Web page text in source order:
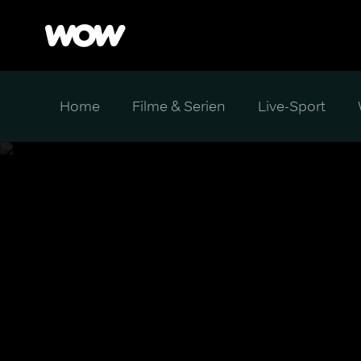
Home Filme & Serien Live-Sport